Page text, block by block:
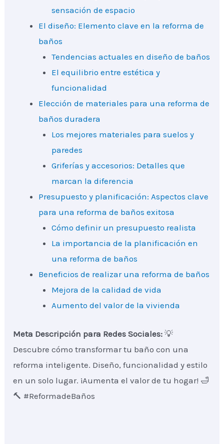
sensación de espacio
El diseño: Elemento clave en la reforma de
baños
Tendencias actuales en diseño de baños
El equilibrio entre estética y
funcionalidad
Elección de materiales para una reforma de
baños duradera
Los mejores materiales para suelos y
paredes
Griferías y accesorios: Detalles que
marcan la diferencia
Presupuesto y planificación: Aspectos clave
para una reforma de baños exitosa
Cómo definir un presupuesto realista
La importancia de la planificación en
una reforma de baños
Beneficios de realizar una reforma de baños
Mejora de la calidad de vida
Aumento del valor de la vivienda
Meta Descripción para Redes Sociales: 💡
Descubre cómo transformar tu baño con una
reforma inteligente. Diseño, funcionalidad y estilo
en un solo lugar. ¡Aumenta el valor de tu hogar! 🛁
🔨 #ReformadeBaños